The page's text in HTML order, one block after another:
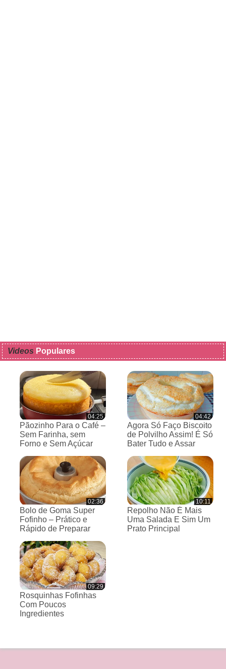
Videos Populares
04:25
Pãozinho Para o Café –
Sem Farinha, sem
Forno e Sem Açúcar
04:42
Agora Só Faço Biscoito
de Polvilho Assim! É Só
Bater Tudo e Assar
02:36
Bolo de Goma Super
Fofinho – Prático e
Rápido de Preparar
10:11
Repolho Não É Mais
Uma Salada E Sim Um
Prato Principal
09:29
Rosquinhas Fofinhas
Com Poucos
Ingredientes